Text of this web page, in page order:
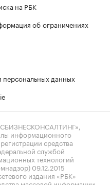
на РБК
об ограничениях
данных
информационного
средства
службой
технологий
09.12.2015
издания «РБК»